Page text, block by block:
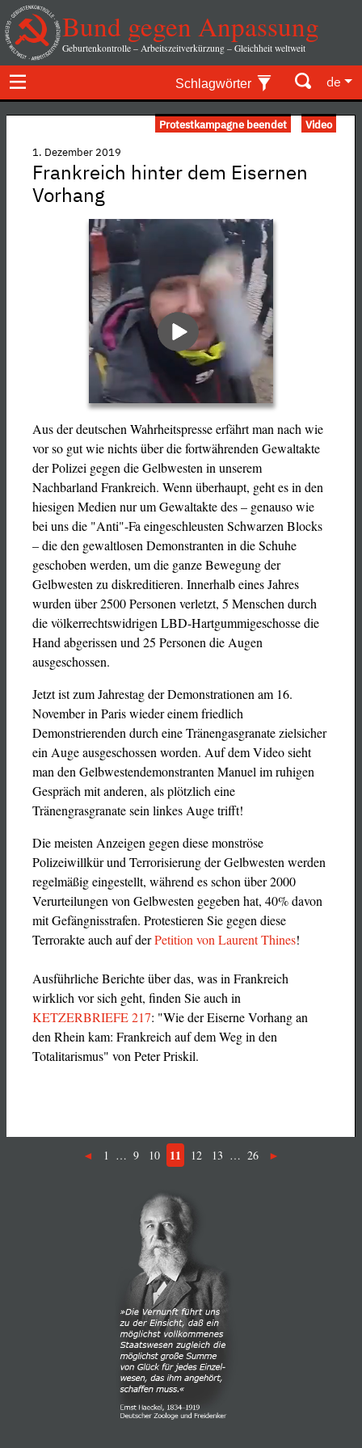
Bund gegen Anpassung
Geburtenkontrolle – Arbeitszeitverkürzung – Gleichheit weltweit
Schlagwörter de
Protestkampagne beendet Video
1. Dezember 2019
Frankreich hinter dem Eisernen
Vorhang
Aus der deutschen Wahrheitspresse erfährt man nach wie
vor so gut wie nichts über die fortwährenden Gewaltakte
der Polizei gegen die Gelbwesten in unserem
Nachbarland Frankreich. Wenn überhaupt, geht es in den
hiesigen Medien nur um Gewaltakte des – genauso wie
bei uns die "Anti"-Fa eingeschleusten Schwarzen Blocks
– die den gewaltlosen Demonstranten in die Schuhe
geschoben werden, um die ganze Bewegung der
Gelbwesten zu diskreditieren. Innerhalb eines Jahres
wurden über 2500 Personen verletzt, 5 Menschen durch
die völkerrechtswidrigen LBD-Hartgummigeschosse die
Hand abgerissen und 25 Personen die Augen
ausgeschossen.
Jetzt ist zum Jahrestag der Demonstrationen am 16.
November in Paris wieder einem friedlich
Demonstrierenden durch eine Tränengasgranate zielsicher
ein Auge ausgeschossen worden. Auf dem Video sieht
man den Gelbwestendemonstranten Manuel im ruhigen
Gespräch mit anderen, als plötzlich eine
Tränengrasgranate sein linkes Auge trifft!
Die meisten Anzeigen gegen diese monströse
Polizeiwillkür und Terrorisierung der Gelbwesten werden
regelmäßig eingestellt, während es schon über 2000
Verurteilungen von Gelbwesten gegeben hat, 40% davon
mit Gefängnisstrafen. Protestieren Sie gegen diese
Terrorakte auch auf derPetition von Laurent Thines!
Ausführliche Berichte über das, was in Frankreich
wirklich vor sich geht, finden Sie auch in
KETZERBRIEFE 217: "Wie der Eiserne Vorhang an
den Rhein kam: Frankreich auf dem Weg in den
Totalitarismus" von Peter Priskil.
1 … 9 10 11 12 13 … 26